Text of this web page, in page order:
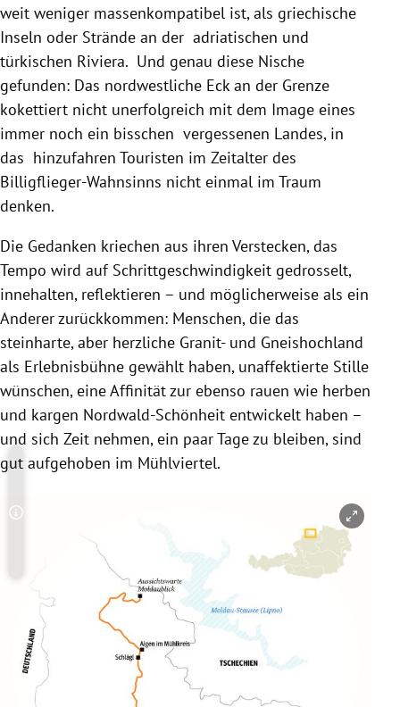
weit weniger massenkompatibel ist, als griechische
Inseln oder Strände an der adriatischen und
türkischen Riviera. Und genau diese Nische
gefunden: Das nordwestliche Eck an der Grenze
kokettiert nicht unerfolgreich mit dem Image eines
immer noch ein bisschen vergessenen Landes, in
das hinzufahren Touristen im Zeitalter des
Billigflieger-Wahnsinns nicht einmal im Traum
denken.
Die Gedanken kriechen aus ihren Verstecken, das
Tempo wird auf Schrittgeschwindigkeit gedrosselt,
innehalten, reflektieren – und möglicherweise als ein
Anderer zurückkommen: Menschen, die das
steinharte, aber herzliche Granit- und Gneishochland
als Erlebnisbühne gewählt haben, unaffektierte Stille
wünschen, eine Affinität zur ebenso rauen wie herben
und kargen Nordwald-Schönheit entwickelt haben –
und sich Zeit nehmen, ein paar Tage zu bleiben, sind
gut aufgehoben im Mühlviertel.
Copyright-Hinweis öffnen/schließen